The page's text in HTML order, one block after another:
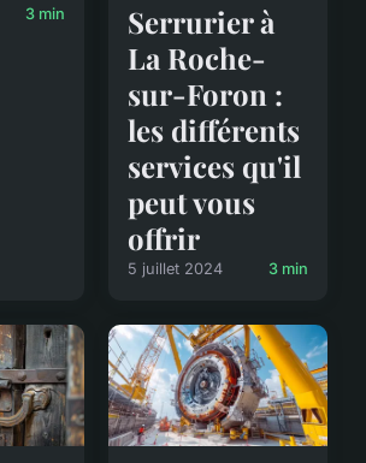
3 min
Serrurier à
La Roche-
sur-Foron :
les différents
services qu'il
peut vous
offrir
5 juillet 2024 3 min